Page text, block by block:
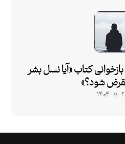
بازخوانی کتاب «آیا نسل بشر
شود؟»
۱۱-۲۱